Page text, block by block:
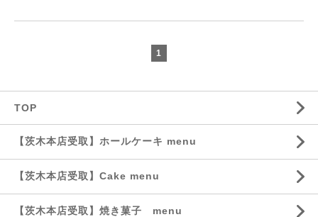
1
TOP
【茨木本店受取】ホールケーキ menu
【茨木本店受取】Cake menu
【茨木本店受取】焼き菓子 menu